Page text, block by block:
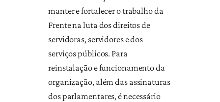
manter e fortalecer o trabalho da
Frente na luta dos direitos de
servidoras, servidores e dos
serviços públicos. Para
reinstalação e funcionamento da
organização, além das assinaturas
dos parlamentares, é necessário